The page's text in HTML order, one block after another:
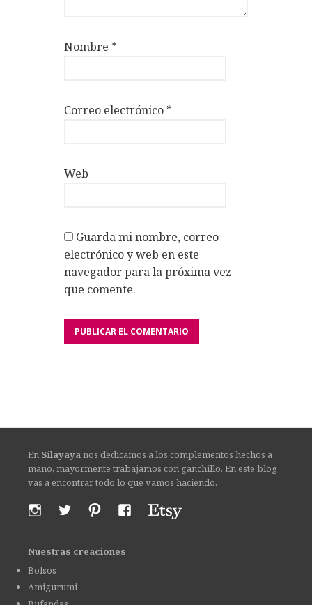
Nombre *
Correo electrónico *
Web
Guarda mi nombre, correo
electrónico y web en este
navegador para la próxima vez
que comente.
En Silayayanos dedicamos a los complementos hechos a
mano, mayormente trabajamos con ganchillo. En este blog
vas a encontrar todo lo que vamos haciendo.
Nuestras creaciones
Bolsos
Amigurumi